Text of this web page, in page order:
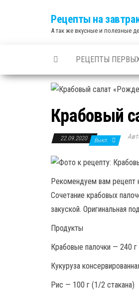
Рецепты на
А так же вкусные и полезные
РЕЦЕПТЫ
Крабовый
22.09.2020 Выкл.
Рекомендуем вам рецепт
Сочетание крабовых
закуской. Оригинальная
Продукты
Крабовые палочки — 240 г
Кукуруза
Рис — 100 г (1/2 стакана)